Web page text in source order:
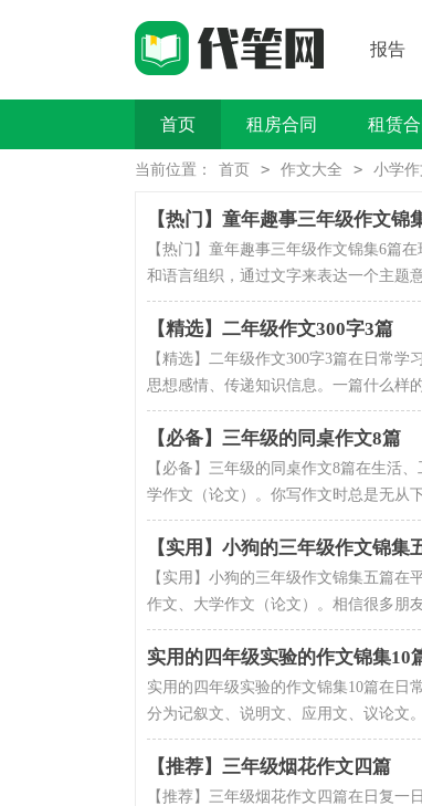
报告
买卖
首页 租房合同 租赁合
当前位置： 首页 > 作文大全 > 小学作
【热门】童年趣事三年级作文锦
【热门】童年趣事三年级作文锦集6篇
和语言组织，通过文字来表达一个主题
【精选】二年级作文300字3篇
【精选】二年级作文300字3篇在日常
思想感情、传递知识信息。一篇什么样
【必备】三年级的同桌作文8篇
【必备】三年级的同桌作文8篇在生活
学作文（论文）。你写作文时总是无从
【实用】小狗的三年级作文锦集
【实用】小狗的三年级作文锦集五篇
作文、大学作文（论文）。相信很多朋
实用的四年级实验的作文锦集10
实用的四年级实验的作文锦集10篇在日
分为记叙文、说明文、应用文、议论文
【推荐】三年级烟花作文四篇
【推荐】三年级烟花作文四篇在日复